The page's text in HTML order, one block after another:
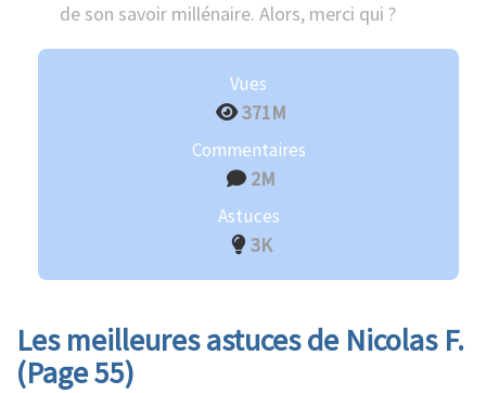
de son savoir millénaire. Alors, merci qui ?
Vues
371M
Commentaires
2M
Astuces
3K
Les meilleures astuces de Nicolas F.
(Page 55)